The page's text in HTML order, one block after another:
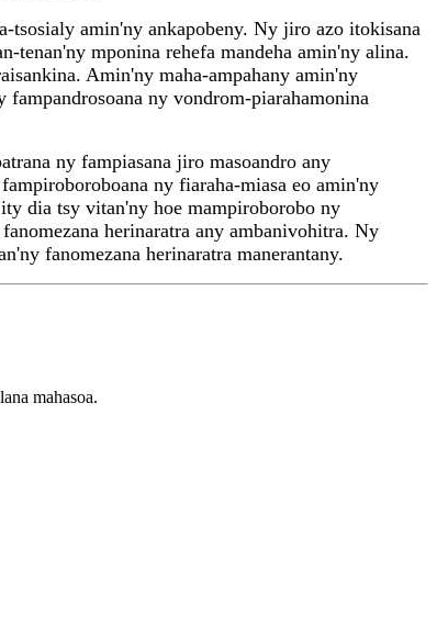
tsosialy amin'ny ankapobeny. Ny jiro azo itokisana
tenan'ny mponina rehefa mandeha amin'ny alina.
Amin'ny maha-ampahany amin'ny
ny vondrom-piarahamonina
ny fampiasana jiro masoandro any
ny fiaraha-miasa eo amin'ny
dia tsy vitan'ny hoe mampiroborobo ny
herinaratra any ambanivohitra. Ny
fanomezana herinaratra manerantany.
mahasoa.